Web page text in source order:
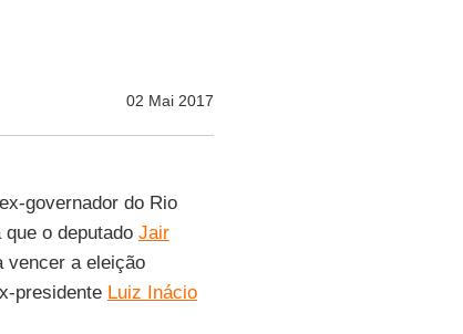
02 Mai 2017
governador do Rio
o deputado Jair
vencer a eleição
presidente Luiz Inácio